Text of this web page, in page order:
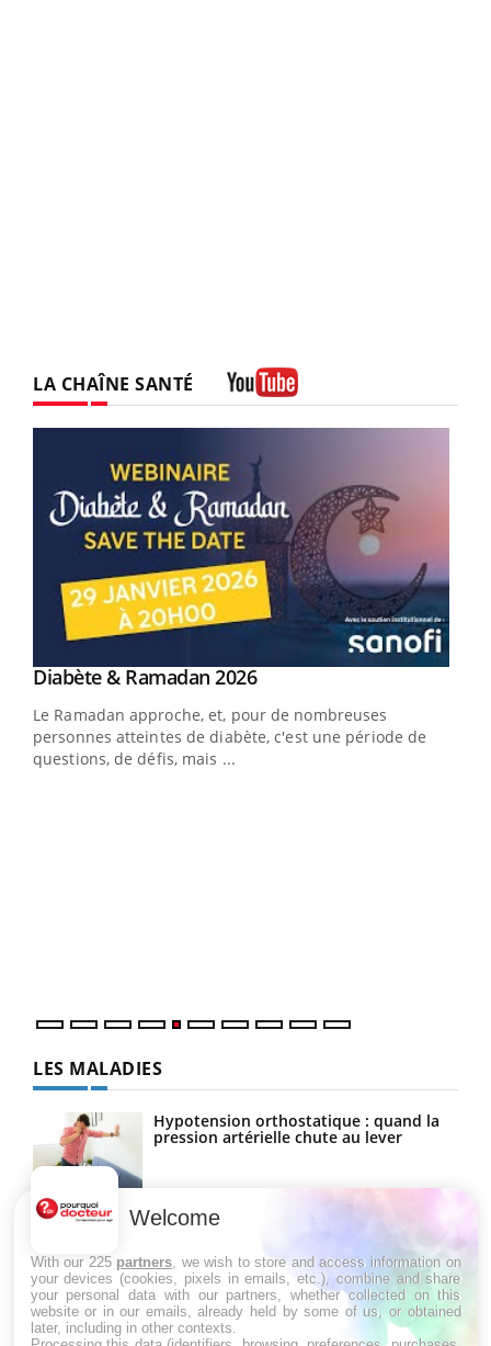
LA CHAÎNE SANTÉ
Youtube
Diabète & Ramadan 2026Youtube
Le Ramadan approche, et, pour de nombreuses
personnes atteintes de diabète, c'est une période de
questions, de défis, mais ...
LES MALADIES
Hypotension orthostatique : quand la
pression artérielle chute au lever
Drépanocytose : une déformation des
globules rouges aux conséquences
Maladie de Charcot (Sclérose latérale
amyotrophique)
Welcome
With our 225 partners , we wish to store and access information on
your devices (cookies, pixels in emails, etc.), combine and share
your personal data with our partners, whether collected on this
website or in our emails, already held by some of us, or obtained
later, including in other contexts.